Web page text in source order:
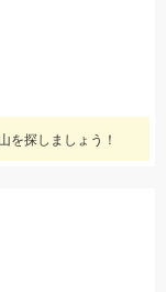
を探しましょう！